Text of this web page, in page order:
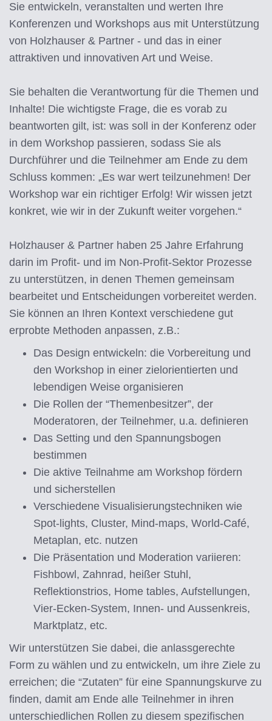
Sie entwickeln, veranstalten und werten Ihre
Konferenzen und Workshops aus mit Unterstützung
von Holzhauser & Partner - und das in einer
attraktiven und innovativen Art und Weise.
Sie behalten die Verantwortung für die Themen und
Inhalte! Die wichtigste Frage, die es vorab zu
beantworten gilt, ist: was soll in der Konferenz oder
in dem Workshop passieren, sodass Sie als
Durchführer und die Teilnehmer am Ende zu dem
Schluss kommen: „Es war wert teilzunehmen! Der
Workshop war ein richtiger Erfolg! Wir wissen jetzt
konkret, wie wir in der Zukunft weiter vorgehen.“
Holzhauser & Partner haben 25 Jahre Erfahrung
darin im Profit- und im Non-Profit-Sektor Prozesse
zu unterstützen, in denen Themen gemeinsam
bearbeitet und Entscheidungen vorbereitet werden.
Sie können an Ihren Kontext verschiedene gut
erprobte Methoden anpassen, z.B.:
Das Design entwickeln: die Vorbereitung und
den Workshop in einer zielorientierten und
lebendigen Weise organisieren
Die Rollen der “Themenbesitzer”, der
Moderatoren, der Teilnehmer, u.a. definieren
Das Setting und den Spannungsbogen
bestimmen
Die aktive Teilnahme am Workshop fördern
und sicherstellen
Verschiedene Visualisierungstechniken wie
Spot-lights, Cluster, Mind-maps, World-Café,
Metaplan, etc. nutzen
Die Präsentation und Moderation variieren:
Fishbowl, Zahnrad, heißer Stuhl,
Reflektionstrios, Home tables, Aufstellungen,
Vier-Ecken-System, Innen- und Aussenkreis,
Marktplatz, etc.
Wir unterstützen Sie dabei, die anlassgerechte
Form zu wählen und zu entwickeln, um ihre Ziele zu
erreichen; die “Zutaten” für eine Spannungskurve zu
finden, damit am Ende alle Teilnehmer in ihren
unterschiedlichen Rollen zu diesem spezifischen